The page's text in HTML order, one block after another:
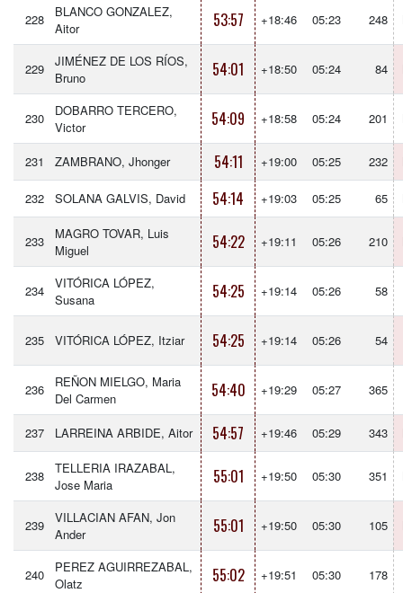
228
BLANCO GONZALEZ,
Aitor
53:57 +18:46 05:23 248
229
JIMÉNEZ DE LOS RÍOS,
Bruno
54:01 +18:50 05:24 84
230
DOBARRO TERCERO,
Victor
54:09 +18:58 05:24 201
231 ZAMBRANO, Jhonger 54:11 +19:00 05:25 232
232 SOLANA GALVIS, David 54:14 +19:03 05:25 65
233
MAGRO TOVAR, Luis
Miguel
54:22 +19:11 05:26 210
234
VITÓRICA LÓPEZ,
Susana
54:25 +19:14 05:26 58
235 VITÓRICA LÓPEZ, Itziar 54:25 +19:14 05:26 54
236
REÑON MIELGO, Maria
Del Carmen
54:40 +19:29 05:27 365
237 LARREINA ARBIDE, Aitor 54:57 +19:46 05:29 343
238
TELLERIA IRAZABAL,
Jose Maria
55:01 +19:50 05:30 351
239
VILLACIAN AFAN, Jon
Ander
55:01 +19:50 05:30 105
240
PEREZ AGUIRREZABAL,
Olatz
55:02 +19:51 05:30 178